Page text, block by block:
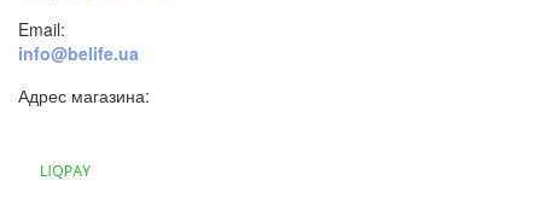
Email:
info@belife.ua
Адрес магазина: